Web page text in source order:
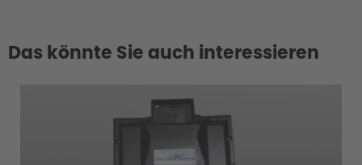
Das könnte Sie auch interessieren